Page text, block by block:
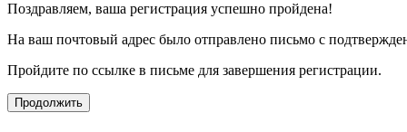
Поздравляем, ваша регистрация успешно пройдена!
На ваш почтовый адрес было отправлено письмо с
Пройдите по ссылке в письме для завершения регистрации.
Продолжить